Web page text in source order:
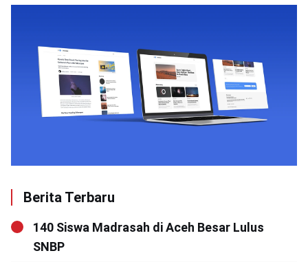
Berita Terbaru
140 Siswa Madrasah di Aceh Besar Lulus
SNBP